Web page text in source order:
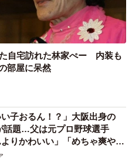
た自宅訪れた林家ぺー 内装も
部屋に呆然
い子おるん！？」大阪出身の
話題…父は元プロ野球選手
よりかわいい」「めちゃ爽や